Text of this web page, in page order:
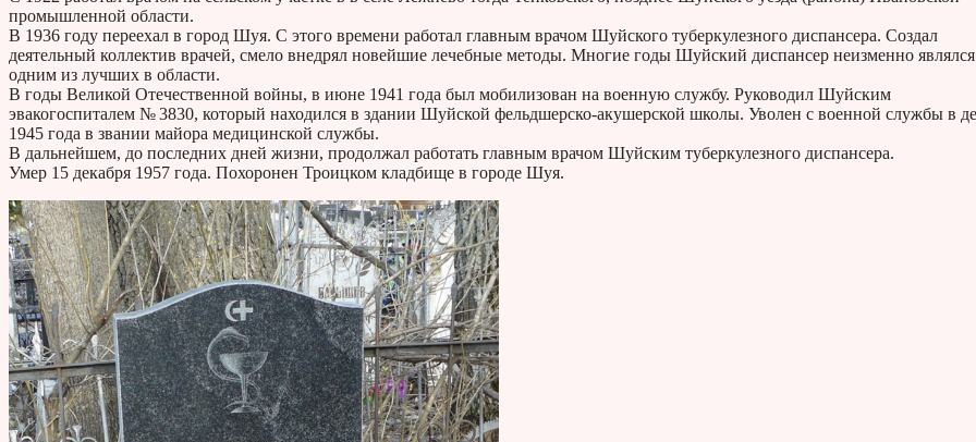
промышленной области.
В 1936 году переехал в город Шуя. С этого времени работал главным врачом Шуйского туберкулезного диспансера. Создал
деятельный коллектив врачей, смело внедрял новейшие лечебные методы. Многие годы Шуйский диспансер неизменно являлся
одним из лучших в области.
В годы Великой Отечественной войны, в июне 1941 года был мобилизован на военную службу. Руководил Шуйским
эвакогоспиталем № 3830, который находился в здании Шуйской фельдшерско-акушерской школы. Уволен с военной службы в
1945 года в звании майора медицинской службы.
В дальнейшем, до последних дней жизни, продолжал работать главным врачом Шуйским туберкулезного диспансера.
Умер 15 декабря 1957 года. Похоронен Троицком кладбище в городе Шуя.